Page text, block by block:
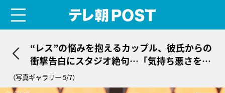
“レス”の悩みを抱えるカップル、彼氏からの
衝撃告白にスタジオ絶句…「気持ち悪さを感
じてしまう」
（写真ギャラリー 5/7）